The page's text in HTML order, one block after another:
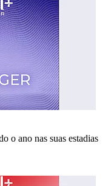
o ano nas suas estadias